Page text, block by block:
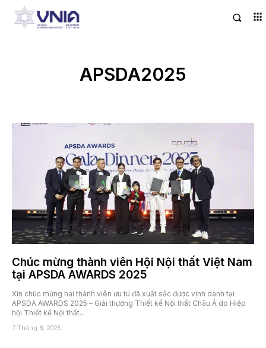
APSDA2025
Chúc mừng thành viên Hội Nội thất Việt Nam
tại APSDA AWARDS 2025
Xin chúc mừng hai thành viên ưu tú đã xuất sắc được vinh danh tại
APSDA AWARDS 2025 – Giải thưởng Thiết kế Nội thất Châu Á do Hiệp
hội Thiết kế Nội thất...
7 Tháng 8, 2025